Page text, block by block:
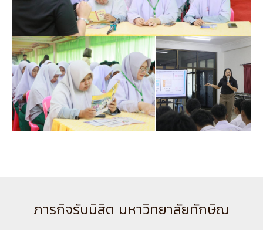
ภารกิจรับนิสิต มหาวิทยาลัยทักษิณ